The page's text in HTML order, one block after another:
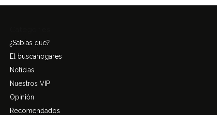
¿Sabías que?
El buscahogares
Noticias
Nuestros VIP
Opinión
Recomendados